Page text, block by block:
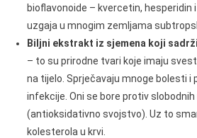
bioflavonoide – kvercetin, hesperidin
uzgaja u mnogim zemljama
Biljni ekstrakt iz sjemena koji
– to su prirodne tvari koje imaju
na tijelo. Sprječavaju mnoge bolesti i
infekcije. Oni se bore protiv slobodnih
(antioksidativno svojstvo). Uz to
kolesterola u krvi.